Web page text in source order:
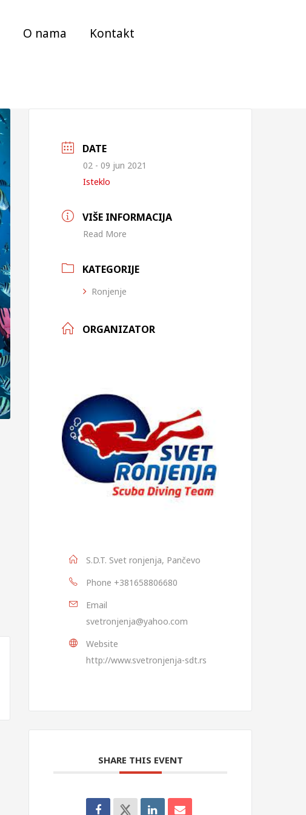
O nama Kontakt
DATE
02 - 09 jun 2021
Isteklo
VIŠE INFORMACIJA
Read More
KATEGORIJE
Ronjenje
ORGANIZATOR
S.D.T. Svet ronjenja, Pančevo
Phone +381658806680
Email
svetronjenja@yahoo.com
Website
http://www.svetronjenja-sdt.rs
SHARE THIS EVENT